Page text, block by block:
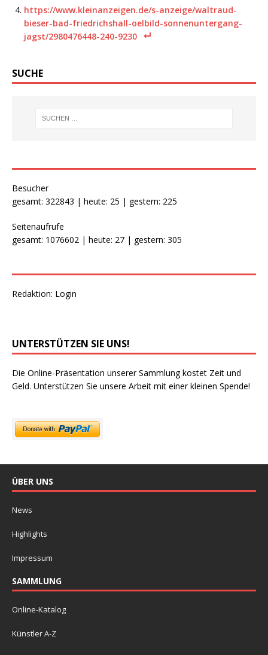
https://www.kleinanzeigen.de/s-anzeige/waltraud-
bieser-bad-friedrichshall-oelbild-sonnenuntergang-
jagst/2980476448-240-9230
SUCHE
Besucher
gesamt: 322843 | heute: 25 | gestern: 225
Seitenaufrufe
gesamt: 1076602 | heute: 27 | gestern: 305
Redaktion: Login
UNTERSTÜTZEN SIE UNS!
Die Online-Präsentation unserer Sammlung kostet Zeit und
Geld. Unterstützen Sie unsere Arbeit mit einer kleinen Spende!
ÜBER UNS
News
Highlights
Impressum
SAMMLUNG
Online-Katalog
Künstler A-Z